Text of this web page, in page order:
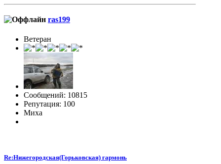
ras199
Ветеран
Сообщений: 10815
Репутация: 100
Миха
Re:Нижегородская(Горьковская) гармонь